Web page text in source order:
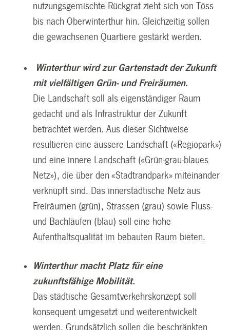
nutzungsgemischte Rückgrat zieht sich von Töss
bis nach Oberwinterthur hin. Gleichzeitig sollen
die gewachsenen Quartiere gestärkt werden.
Winterthur wird zur Gartenstadt der Zukunft
mit vielfältigen Grün- und Freiräumen.
Die Landschaft soll als eigenständiger Raum
gedacht und als Infrastruktur der Zukunft
betrachtet werden. Aus dieser Sichtweise
resultieren eine äussere Landschaft («Regiopark»)
und eine innere Landschaft («Grün-grau-blaues
Netz»), die über den «Stadtrandpark» miteinander
verknüpft sind. Das innerstädtische Netz aus
Freiräumen (grün), Strassen (grau) sowie Fluss-
und Bachläufen (blau) soll eine hohe
Aufenthaltsqualität im bebauten Raum bieten.
Winterthur macht Platz für eine
zukunftsfähige Mobilität.
Das städtische Gesamtverkehrskonzept soll
konsequent umgesetzt und weiterentwickelt
werden. Grundsätzlich sollen die beschränkten